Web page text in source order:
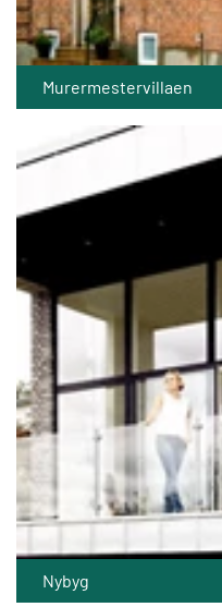
Murermestervillaen
Nybyg